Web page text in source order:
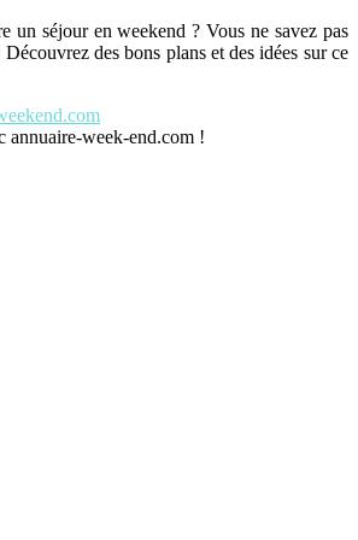
un séjour en weekend ? Vous ne savez pas
des bons plans et des idées sur ce
annuaire-week-end.com !